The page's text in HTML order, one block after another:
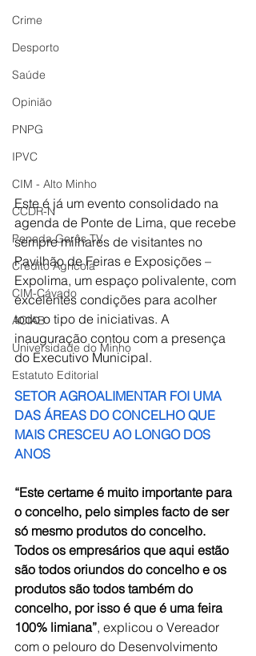
Crime
Desporto
Saúde
Opinião
PNPG
IPVC
CIM - Alto Minho
CCDR-N
Peneda Gerês TV
Crédito Agrícola
CIM-Cávado
ACIAB
Universidade do Minho
Estatuto Editorial
Este é já um evento consolidado na
agenda de Ponte de Lima, que recebe
sempre milhares de visitantes no
Pavilhão de Feiras e Exposições –
Expolima, um espaço polivalente, com
excelentes condições para acolher
todo o tipo de iniciativas. A
inauguração contou com a presença
do Executivo Municipal.
SETOR AGROALIMENTAR FOI UMA
DAS ÁREAS DO CONCELHO QUE
MAIS CRESCEU AO LONGO DOS
ANOS
“Este certame é muito importante para
o concelho, pelo simples facto de ser
só mesmo produtos do concelho.
Todos os empresários que aqui estão
são todos oriundos do concelho e os
produtos são todos também do
concelho, por isso é que é uma feira
100% limiana”, explicou o Vereador
com o pelouro do Desenvolvimento